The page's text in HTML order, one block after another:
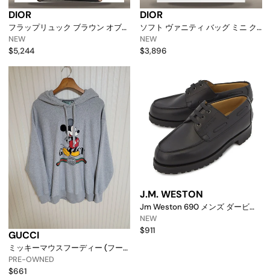
DIOR
フラップリュック ブラウン オブリ
ーク ジャカード 158730882 [p]
NEW
$5,244
DIOR
ソフト ヴァニティ バッグ ミニ ク
レ フラット マクロカナージュ ラ
ムスキン 158730988 [p]
NEW
$3,896
GUCCI
ミッキーマウスフーディー (フー
ド/フーディーシャツ) 157344566
[p]
PRE-OWNED
$661
J.M. WESTON
Jm Weston 690 メンズ ダービー
シューズ 1141flz6901d E ブラック
(ワイズe) 134249722 [p]
NEW
$911